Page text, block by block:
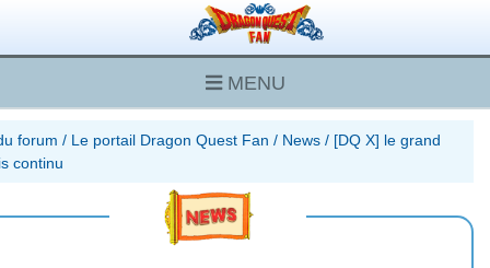
MENU
forum / Le portail Dragon Quest Fan / News / [DQ X] le grand
continu